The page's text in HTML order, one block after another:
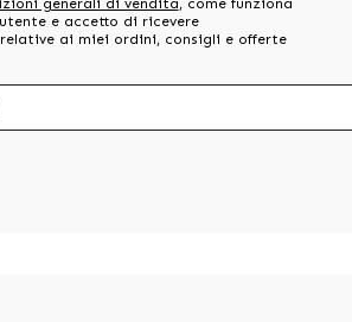
generali di vendita, come funziona
e accetto di ricevere
ai miei ordini, consigli e offerte